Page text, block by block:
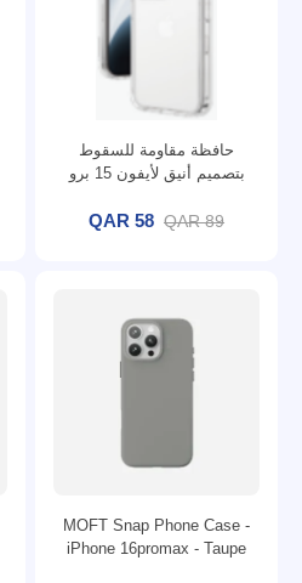
حافظة مقاومة للسقوط
بتصميم أنيق لأيفون 15 برو
QAR 89
QAR 58
MOFT Snap Phone Case -
iPhone 16promax - Taupe